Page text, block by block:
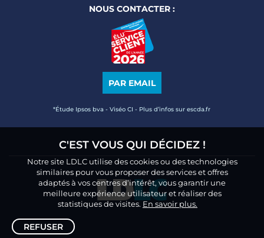
NOUS CONTACTER :
PAR EMAIL
*Étude Ipsos bva - Viséo CI - Plus d’infos sur escda.fr
C'EST VOUS QUI DÉCIDEZ !
Notre site LDLC utilise des cookies ou des technologies
similaires pour vous proposer des services et offres
adaptés à vos centres d’intérêt, vous garantir une
meilleure expérience utilisateur et réaliser des
statistiques de visites. En savoir plus.
REFUSER